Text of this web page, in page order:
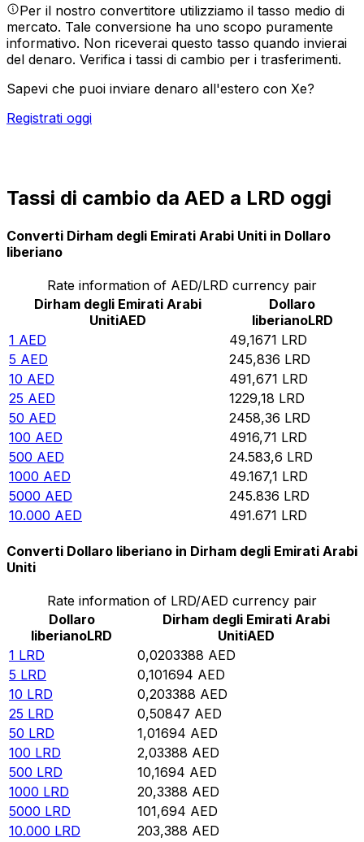
Per il nostro convertitore utilizziamo il tasso medio di
mercato. Tale conversione ha uno scopo puramente
informativo. Non riceverai questo tasso quando invierai
del denaro. Verifica i tassi di cambio per i trasferimenti.
Sapevi che puoi inviare denaro all'estero con Xe?
Registrati oggi
Tassi di cambio da AED a LRD oggi
Converti Dirham degli Emirati Arabi Uniti in Dollaro
liberiano
Rate information of AED/LRD currency pair
Dirham degli Emirati Arabi
UnitiAED
Dollaro
liberianoLRD
1 AED 49,1671 LRD
5 AED 245,836 LRD
10 AED 491,671 LRD
25 AED 1229,18 LRD
50 AED 2458,36 LRD
100 AED 4916,71 LRD
500 AED 24.583,6 LRD
1000 AED 49.167,1 LRD
5000 AED 245.836 LRD
10.000 AED 491.671 LRD
Converti Dollaro liberiano in Dirham degli Emirati Arabi
Uniti
Rate information of LRD/AED currency pair
Dollaro
liberianoLRD
Dirham degli Emirati Arabi
UnitiAED
1 LRD 0,0203388 AED
5 LRD 0,101694 AED
10 LRD 0,203388 AED
25 LRD 0,50847 AED
50 LRD 1,01694 AED
100 LRD 2,03388 AED
500 LRD 10,1694 AED
1000 LRD 20,3388 AED
5000 LRD 101,694 AED
10.000 LRD 203,388 AED